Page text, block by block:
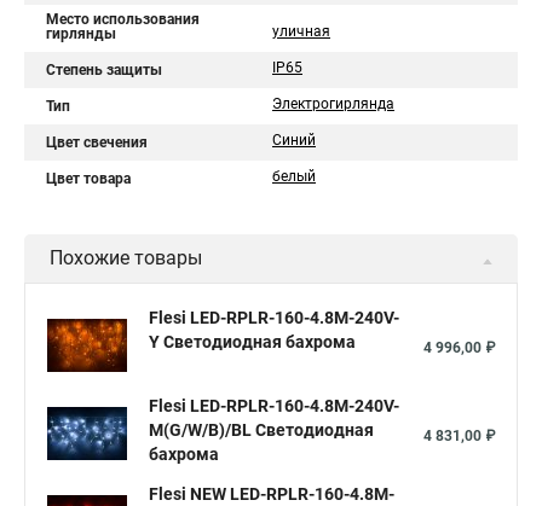
Место использования
гирлянды
уличная
Степень защиты IP65
Тип Электрогирлянда
Цвет свечения Синий
Цвет товара белый
Похожие товары
Flesi LED-RPLR-160-4.8M-240V-
Y Светодиодная бахрома
4 996,00 ₽
Flesi LED-RPLR-160-4.8M-240V-
M(G/W/B)/BL Светодиодная
бахрома
4 831,00 ₽
Flesi NEW LED-RPLR-160-4.8M-